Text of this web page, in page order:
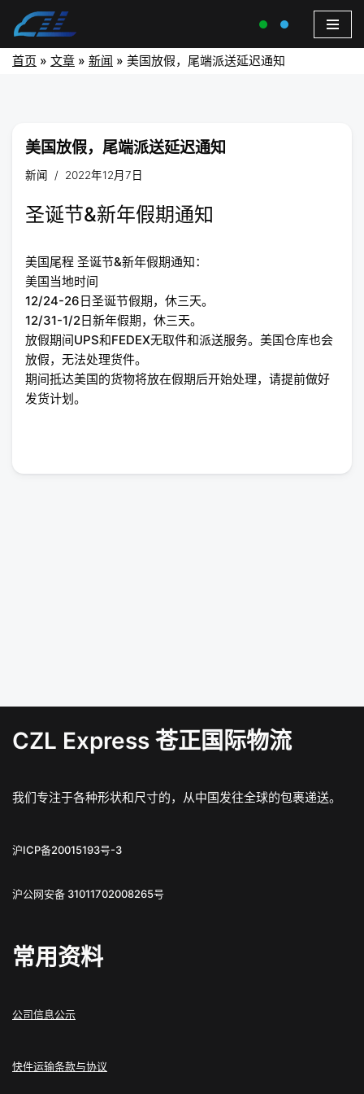
首页 » 文章 » 新闻 » 美国放假，尾端派送延迟通知
美国放假，尾端派送延迟通知
新闻 2022年12月7日
圣诞节&新年假期通知
美国尾程 圣诞节&新年假期通知：
美国当地时间
12/24-26日圣诞节假期，休三天。
12/31-1/2日新年假期，休三天。
放假期间UPS和FEDEX无取件和派送服务。美国仓库也会
放假，无法处理货件。
期间抵达美国的货物将放在假期后开始处理，请提前做好
发货计划。
CZL Express 苍正国际物流
我们专注于各种形状和尺寸的，从中国发往全球的包裹递送。
沪ICP备20015193号-3
沪公网安备 31011702008265号
常用资料
公司信息公示
快件运输条款与协议